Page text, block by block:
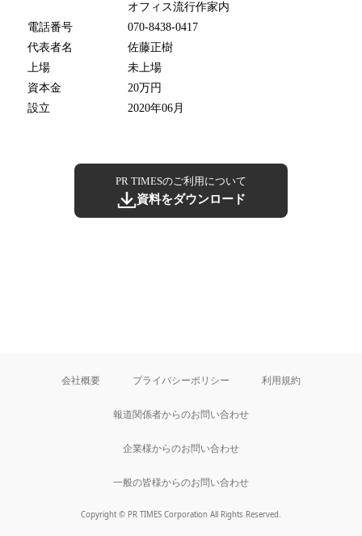
オフィス流行作家内
電話番号
070-8438-0417
代表者名
佐藤正樹
上場
未上場
資本金
20万円
設立
2020年06月
PR TIMESのご利用について
資料をダウンロード
会社概要 プライバシーポリシー 利用規約
報道関係者からのお問い合わせ
企業様からのお問い合わせ
一般の皆様からのお問い合わせ
Copyright © PR TIMES Corporation All Rights Reserved.